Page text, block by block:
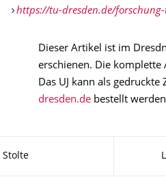
https://tu-dresden.de/
Dieser Artikel ist im
erschienen. Die komplette
Das UJ kann als
bestellt
Stolte